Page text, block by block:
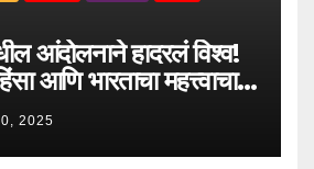
आंदोलनाने हादरलं विश्व!
आणि भारताचा महत्त्वाचा
2025